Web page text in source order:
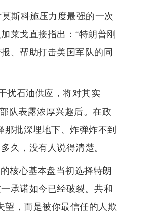
斯科施压力度最强的一次
莱戈直接指出：“特朗普刚
、帮助打击美国军队的同
扰石油供应，将对其实
队表露浓厚兴趣后。在政
那批深埋地下、炸弹炸不到
久，没有人说得清楚。
核心基本盘当初选择特朗
承诺如今已经破裂。共和
，而是被你最信任的人欺